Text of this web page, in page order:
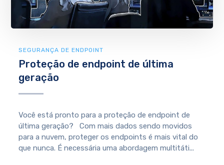
SEGURANÇA DE ENDPOINT
Proteção de endpoint de última
geração
Você está pronto para a proteção de endpoint de
última geração? Com mais dados sendo movidos
para a nuvem, proteger os endpoints é mais vital do
que nunca. É necessária uma abordagem multitáti...